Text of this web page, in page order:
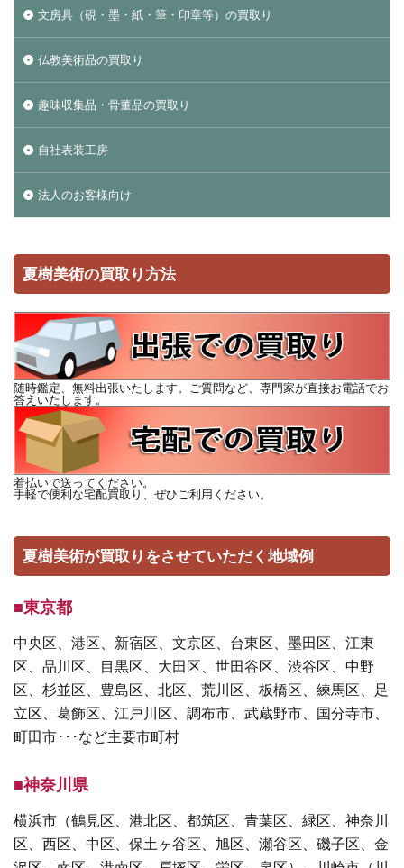
文房具（硯・墨・紙・筆・印章等）の買取り
仏教美術品の買取り
趣味収集品・骨董品の買取り
自社表装工房
法人のお客様向け
夏樹美術の買取り方法
随時鑑定、無料出張いたします。ご質問など、専門家が直接お電話でお
答えいたします。
着払いで送ってください。
手軽で便利な宅配買取り、ぜひご利用ください。
夏樹美術が買取りをさせていただく地域例
■東京都
中央区、港区、新宿区、文京区、台東区、墨田区、江東
区、品川区、目黒区、大田区、世田谷区、渋谷区、中野
区、杉並区、豊島区、北区、荒川区、板橋区、練馬区、足
立区、葛飾区、江戸川区、調布市、武蔵野市、国分寺市、
町田市･･･など主要市町村
■神奈川県
横浜市（鶴見区、港北区、都筑区、青葉区、緑区、神奈川
区、西区、中区、保土ヶ谷区、旭区、瀬谷区、磯子区、金